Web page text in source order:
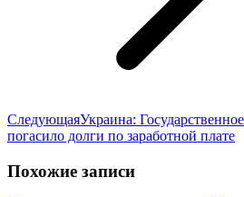
СледующаяСледующая
запись:
Украина:
погасило долги по заработной плате
Похожие записи